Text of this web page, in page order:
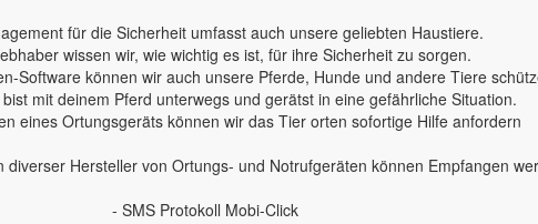
für die Sicherheit umfasst auch unsere geliebten Haustiere.
wissen wir, wie wichtig es ist, für ihre Sicherheit zu sorgen.
Software können wir auch unsere Pferde, Hunde und andere Tiere
mit deinem Pferd unterwegs und gerätst in eine gefährliche Situation.
eines Ortungsgeräts können wir das Tier orten sofortige Hilfe anfordern
diverser Hersteller von Ortungs- und Notrufgeräten können Empfangen
- SMS Protokoll Mobi-Click